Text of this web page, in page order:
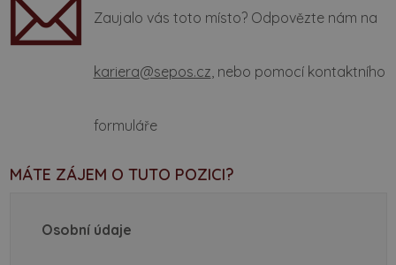
Zaujalo vás toto místo? Odpovězte nám na
kariera@sepos.cz , nebo pomocí kontaktního
formuláře
MÁTE ZÁJEM O TUTO POZICI?
Osobní údaje